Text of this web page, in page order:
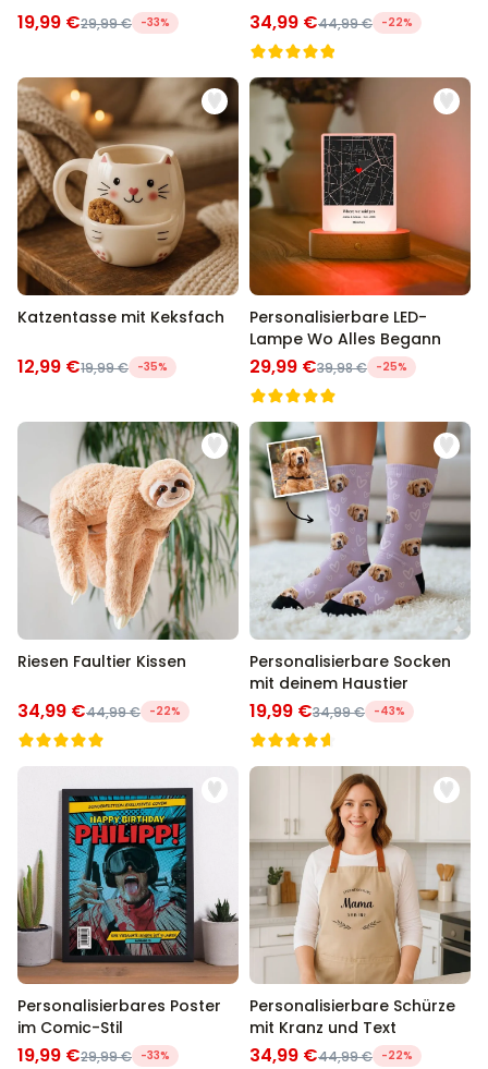
19,99 €29,99 € -33% 34,99 €44,99 € -22%
Katzentasse mit Keksfach
12,99 €19,99 € -35%
Personalisierbare LED-
Lampe Wo Alles Begann
29,99 €39,98 € -25%
Riesen Faultier Kissen
34,99 €44,99 € -22%
Personalisierbare Socken
mit deinem Haustier
19,99 €34,99 € -43%
Personalisierbares Poster
im Comic-Stil
19,99 €29,99 € -33%
Personalisierbare Schürze
mit Kranz und Text
34,99 €44,99 € -22%